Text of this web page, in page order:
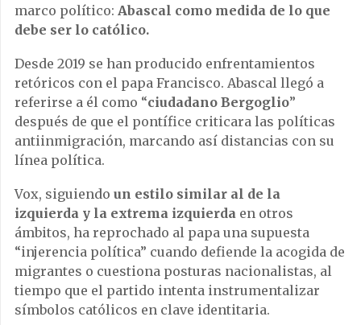
marco político: Abascal como medida de lo que
debe ser lo católico.
Desde 2019 se han producido enfrentamientos
retóricos con el papa Francisco. Abascal llegó a
referirse a él como “ciudadano Bergoglio”
después de que el pontífice criticara las políticas
antiinmigración, marcando así distancias con su
línea política.
Vox, siguiendo un estilo similar al de la
izquierda y la extrema izquierda en otros
ámbitos, ha reprochado al papa una supuesta
“injerencia política” cuando defiende la acogida de
migrantes o cuestiona posturas nacionalistas, al
tiempo que el partido intenta instrumentalizar
símbolos católicos en clave identitaria.